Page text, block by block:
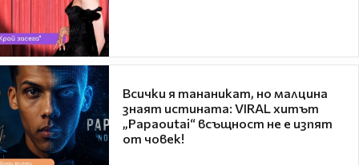
Всички я тананикат, но малцина
знаят истината: VIRAL хитът
„Papaoutai“ всъщност не е изпят
от човек!